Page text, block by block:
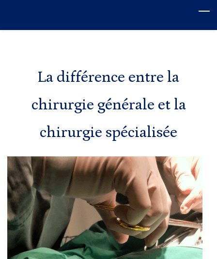
La différence entre la
chirurgie générale et la
chirurgie spécialisée